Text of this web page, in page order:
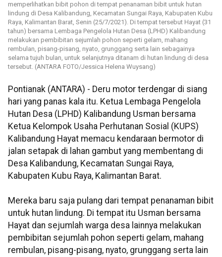
memperlihatkan bibit pohon di tempat penanaman bibit untuk hutan
lindung di Desa Kalibandung, Kecamatan Sungai Raya, Kabupaten Kubu
Raya, Kalimantan Barat, Senin (25/7/2021). Di tempat tersebut Hayat (31
tahun) bersama Lembaga Pengelola Hutan Desa (LPHD) Kalibandung
melakukan pembibitan sejumlah pohon seperti gelam, mahang
rembulan, pisang-pisang, nyato, grunggang serta lain sebagainya
selama tujuh bulan, untuk selanjutnya ditanam di hutan lindung di desa
tersebut. (ANTARA FOTO/Jessica Helena Wuysang)
Pontianak (ANTARA) - Deru motor terdengar di siang
hari yang panas kala itu. Ketua Lembaga Pengelola
Hutan Desa (LPHD) Kalibandung Usman bersama
Ketua Kelompok Usaha Perhutanan Sosial (KUPS)
Kalibandung Hayat memacu kendaraan bermotor di
jalan setapak di lahan gambut yang membentang di
Desa Kalibandung, Kecamatan Sungai Raya,
Kabupaten Kubu Raya, Kalimantan Barat.
Mereka baru saja pulang dari tempat penanaman bibit
untuk hutan lindung. Di tempat itu Usman bersama
Hayat dan sejumlah warga desa lainnya melakukan
pembibitan sejumlah pohon seperti gelam, mahang
rembulan, pisang-pisang, nyato, grunggang serta lain